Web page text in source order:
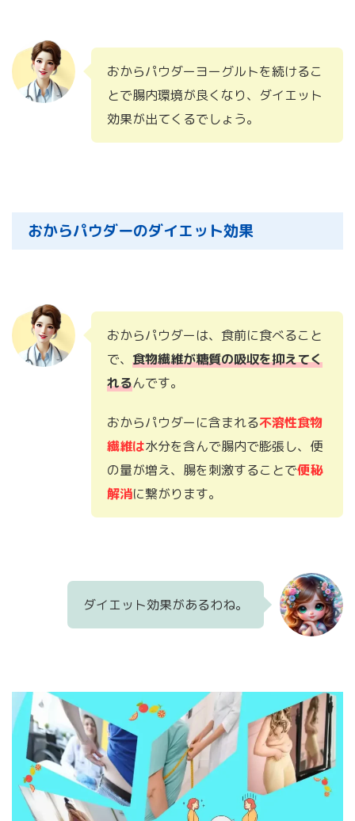
おからパウダーヨーグルトを続けるこ
とで腸内環境が良くなり、ダイエット
効果が出てくるでしょう。
おからパウダーのダイエット効果
おからパウダーは、食前に食べること
で、 食物繊維が糖質の吸収を抑えてく
れるんです。
おからパウダーに含まれる不溶性食物
繊維は水分を含んで腸内で膨張し、便
の量が増え、腸を刺激することで便秘
解消に繋がります。
ダイエット効果があるわね。